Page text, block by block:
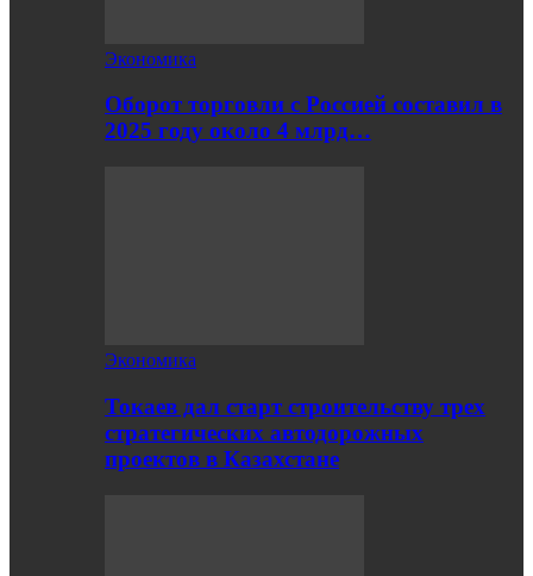
Экономика
Оборот торговли с Россией составил в
2025 году около 4 млрд…
Экономика
Токаев дал старт строительству трех
стратегических автодорожных
проектов в Казахстане